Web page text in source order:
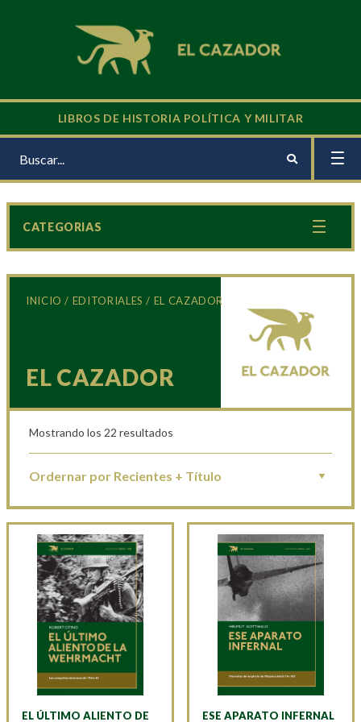
LIBROS DE HISTORIA POLÍTICA Y MILITAR
INICIO / EDITORIALES / EL CAZADOR
EL CAZADOR
Mostrando los 22 resultados
EL ÚLTIMO ALIENTO DE ESE APARATO INFERNAL
CATEGORIAS